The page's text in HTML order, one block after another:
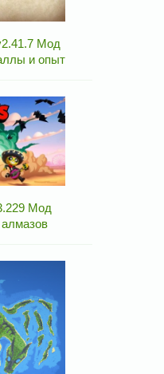
Мод
и опыт
Мод
алмазов